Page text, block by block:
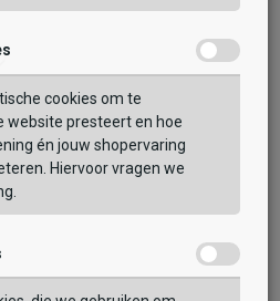
cookies om te
website presteert en hoe
én jouw shopervaring
Hiervoor vragen we